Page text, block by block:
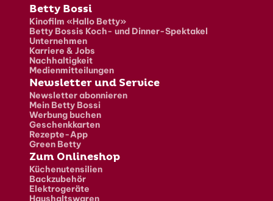
Fusszeile
Betty Bossi
Kinofilm «Hallo Betty»
Betty Bossis Koch- und Dinner-Spektakel
Unternehmen
Karriere & Jobs
Nachhaltigkeit
Medienmitteilungen
Newsletter und Service
Newsletter abonnieren
Mein Betty Bossi
Werbung buchen
Geschenkkarten
Rezepte-App
Green Betty
Zum Onlineshop
Küchenutensilien
Backzubehör
Elektrogeräte
Haushaltswaren